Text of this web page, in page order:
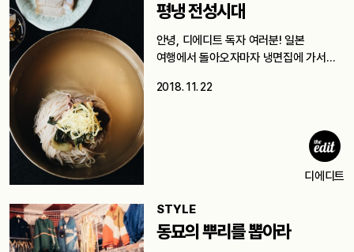
평냉 전성시대
안녕, 디에디트 독자 여러분! 일본
여행에서 돌아오자마자 냉면집에 가서
2018. 11. 22
디에디트
STYLE
동묘의 뿌리를 뽑아라